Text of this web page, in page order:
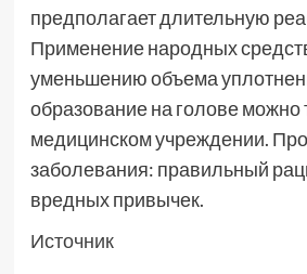
предполагает длительную
Применение народных
уменьшению объема
образование на голове можно
медицинском учреждении.
заболевания: правильный
вредных привычек.
Источник